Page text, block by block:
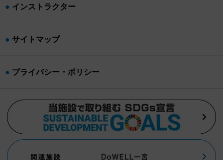
インストラクター
サイトマップ
プライバシー・ポリシー